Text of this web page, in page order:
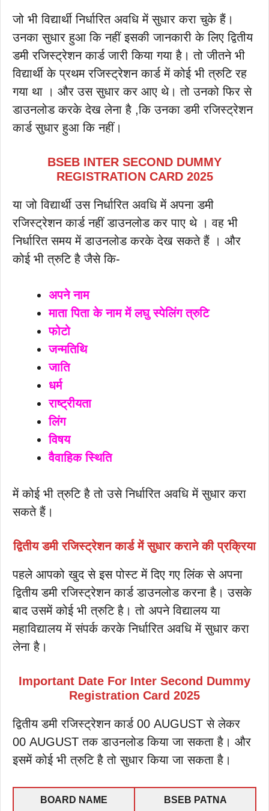
जो भी विद्यार्थी निर्धारित अवधि में सुधार करा चुके हैं।
उनका सुधार हुआ कि नहीं इसकी जानकारी के लिए द्वितीय
डमी रजिस्ट्रेशन कार्ड जारी किया गया है। तो जीतने भी
विद्यार्थी के प्रथम रजिस्ट्रेशन कार्ड में कोई भी त्रुटि रह
गया था । और उस सुधार कर आए थे। तो उनको फिर से
डाउनलोड करके देख लेना है ,कि उनका डमी रजिस्ट्रेशन
कार्ड सुधार हुआ कि नहीं।
BSEB INTER SECOND DUMMY
REGISTRATION CARD 2025
या जो विद्यार्थी उस निर्धारित अवधि में अपना डमी
रजिस्ट्रेशन कार्ड नहीं डाउनलोड कर पाए थे । वह भी
निर्धारित समय में डाउनलोड करके देख सकते हैं । और
कोई भी त्रुटि है जैसे कि-
अपने नाम
माता पिता के नाम में लघु स्पेलिंग त्रुटि
फोटो
जन्मतिथि
जाति
धर्म
राष्ट्रीयता
लिंग
विषय
वैवाहिक स्थिति
में कोई भी त्रुटि है तो उसे निर्धारित अवधि में सुधार करा
सकते हैं।
द्वितीय डमी रजिस्ट्रेशन कार्ड में सुधार कराने की प्रक्रिया
पहले आपको खुद से इस पोस्ट में दिए गए लिंक से अपना
द्वितीय डमी रजिस्ट्रेशन कार्ड डाउनलोड करना है। उसके
बाद उसमें कोई भी त्रुटि है। तो अपने विद्यालय या
महाविद्यालय में संपर्क करके निर्धारित अवधि में सुधार करा
लेना है।
Important Date For Inter Second Dummy
Registration Card 2025
द्वितीय डमी रजिस्ट्रेशन कार्ड 00 AUGUST से लेकर
00 AUGUST तक डाउनलोड किया जा सकता है। और
इसमें कोई भी त्रुटि है तो सुधार किया जा सकता है।
BOARD NAME BSEB PATNA